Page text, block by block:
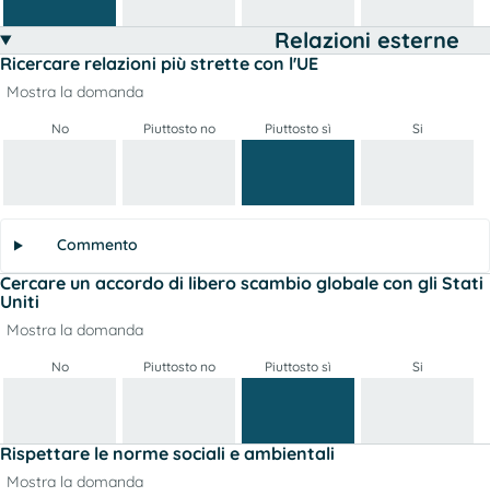
Relazioni esterne
Ricercare relazioni più strette con l'UE
Mostra la domanda
No Piuttosto no Piuttosto sì Si
Commento
Cercare un accordo di libero scambio globale con gli Stati
Uniti
Mostra la domanda
No Piuttosto no Piuttosto sì Si
Rispettare le norme sociali e ambientali
Mostra la domanda